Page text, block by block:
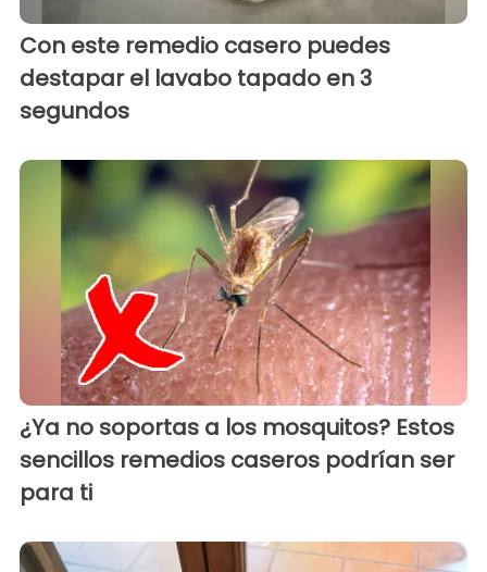
Con este remedio casero puedes
destapar el lavabo tapado en 3
segundos
¿Ya no soportas a los mosquitos? Estos
sencillos remedios caseros podrían ser
para ti